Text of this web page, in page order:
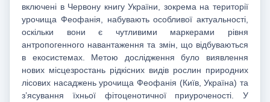
включені в Червону книгу України, зокрема на території
урочища Феофанія, набувають особливої актуальності,
оскільки вони є чутливими маркерами рівня
антропогенного навантаження та змін, що відбуваються
в екосистемах. Метою дослідження було виявлення
нових місцезростань рідкісних видів рослин природних
лісових насаджень урочища Феофанія (Київ, Україна) та
з’ясування їхньої фітоценотичної приуроченості. У